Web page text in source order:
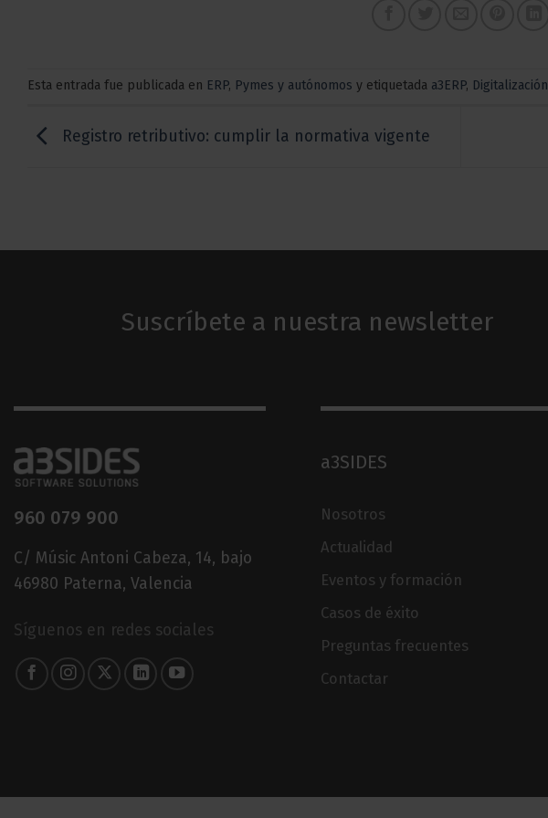
Esta entrada fue publicada en ERP, Pymes y autónomos y etiquetada a3ERP, Digitalización
Registro retributivo: cumplir la normativa vigente
Suscríbete a nuestra newsletter
960 079 900
C/ Músic Antoni Cabeza, 14, bajo
46980 Paterna, Valencia
Síguenos en redes sociales
a3SIDES
Nosotros
Actualidad
Eventos y formación
Casos de éxito
Preguntas frecuentes
Contactar